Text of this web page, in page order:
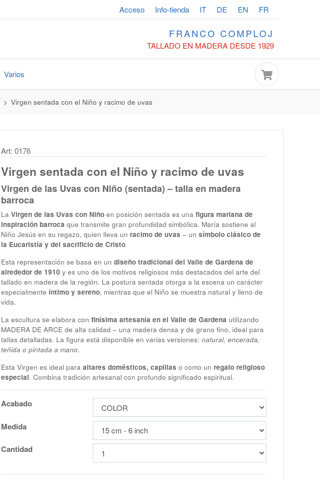
Acceso Info-tienda IT DE EN FR
FRANCO COMPLOJ
TALLADO EN MADERA DESDE 1929
Varios
Virgen sentada con el Niño y racimo de uvas
Art: 0176
Virgen sentada con el Niño y racimo de uvas
Virgen de las Uvas con Niño (sentada) – talla en madera
barroca
La Virgen de las Uvas con Niñoen posición sentada es una figura mariana de
inspiración barroca que transmite gran profundidad simbólica. María sostiene al
Niño Jesús en su regazo, quien lleva un racimo de uvas – un símbolo clásico de
la Eucaristía y del sacrificio de Cristo.
Esta representación se basa en un diseño tradicional del Valle de Gardena de
alrededor de 1910 y es uno de los motivos religiosos más destacados del arte del
tallado en madera de la región. La postura sentada otorga a la escena un carácter
especialmente íntimo y sereno, mientras que el Niño se muestra natural y lleno de
vida.
La escultura se elabora con finísima artesanía en el Valle de Gardena utilizando
MADERA DE ARCEde alta calidad – una madera densa y de grano fino, ideal para
tallas detalladas. La figura está disponible en varias versiones: natural, encerada,
teñida o pintada a mano.
Esta Virgen es ideal para altares domésticos, capillas o como un regalo religioso
especial. Combina tradición artesanal con profundo significado espiritual.
Acabado
Medida
Cantidad